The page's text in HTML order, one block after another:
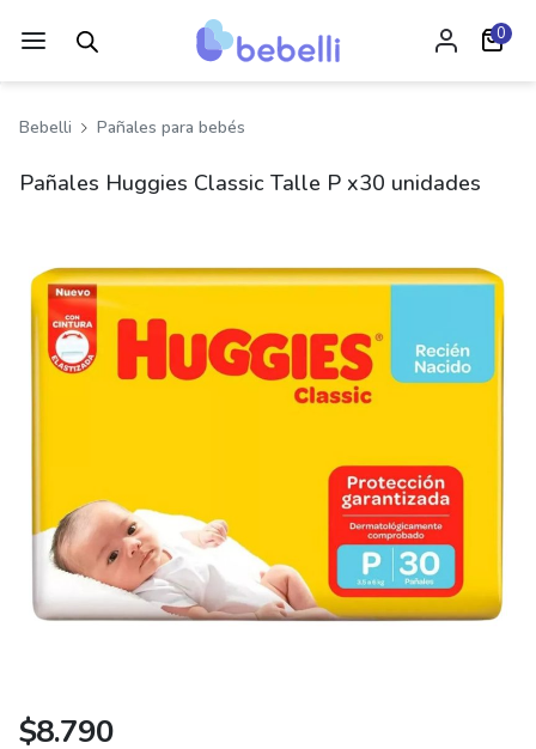
0
Bebelli Pañales para bebés
Pañales Huggies Classic Talle P x30 unidades
$8.790